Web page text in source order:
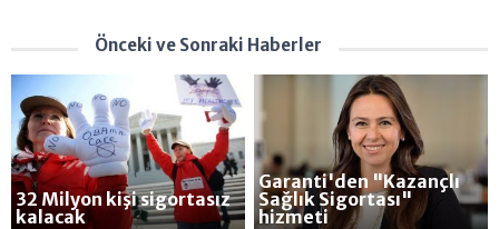
Önceki ve Sonraki Haberler
32 Milyon kişi sigortasız
kalacak
Garanti'den "Kazançlı
Sağlık Sigortası"
hizmeti